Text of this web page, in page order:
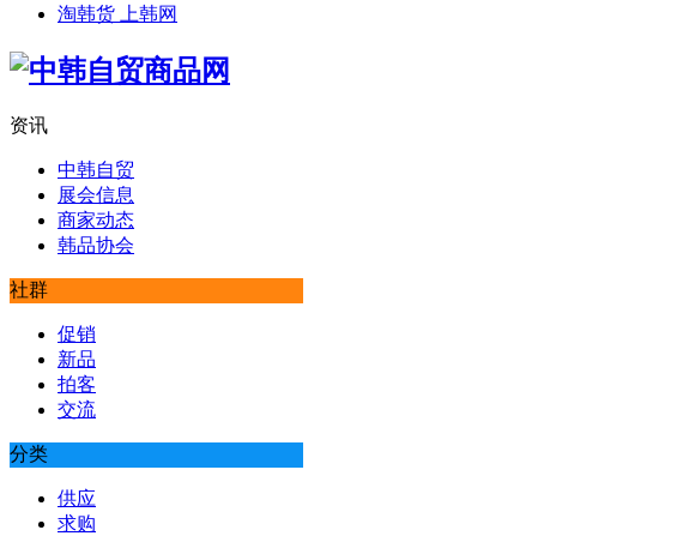
淘韩货 上韩网
资讯
中韩自贸
展会信息
商家动态
韩品协会
社群
促销
新品
拍客
交流
分类
供应
求购